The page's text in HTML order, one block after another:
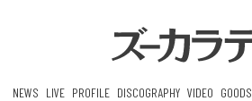
NEWS LIVE PROFILE DISCOGRAPHY VIDEO GOODS